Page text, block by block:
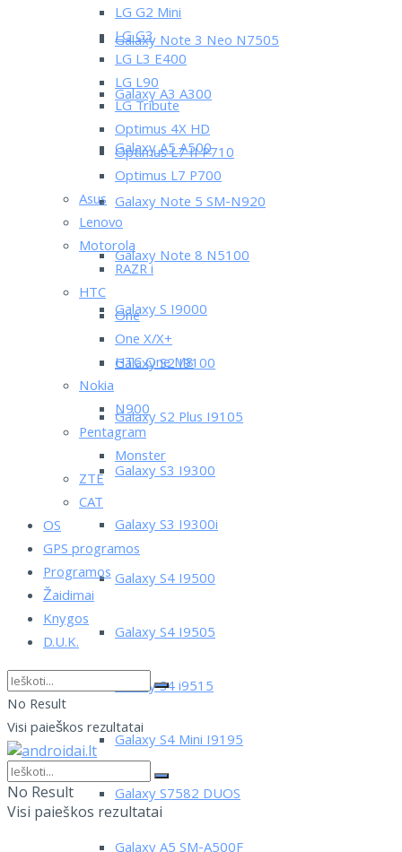
Galaxy Note 3 Neo N7505
Galaxy A3 A300
Galaxy A5 A500
Galaxy Note 5 SM-N920
Galaxy Note 8 N5100
Galaxy S I9000
Galaxy S2 I9100
Galaxy S2 Plus I9105
Galaxy S3 I9300
Galaxy S3 I9300i
Galaxy S4 I9500
Galaxy S4 I9505
Galaxy S4 i9515
Galaxy S4 Mini I9195
Galaxy S7582 DUOS
LG G2 Mini
LG G3
LG L3 E400
LG L90
LG Tribute
Optimus 4X HD
Optimus L7 II P710
Optimus L7 P700
Asus
Lenovo
Motorola
RAZR i
HTC
One
One X/X+
HTC One M8
Nokia
N900
Pentagram
Monster
ZTE
CAT
OS
GPS programos
Programos
Žaidimai
Knygos
D.U.K.
No Result
Visi paieškos rezultatai
No Result
Visi paieškos rezultatai